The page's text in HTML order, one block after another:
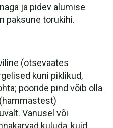
ja pidev alumise
paksune torukihi.
(otsevaates
kuni piklikud,
pooride pind võib olla
Vanusel või
kuluda, kuid